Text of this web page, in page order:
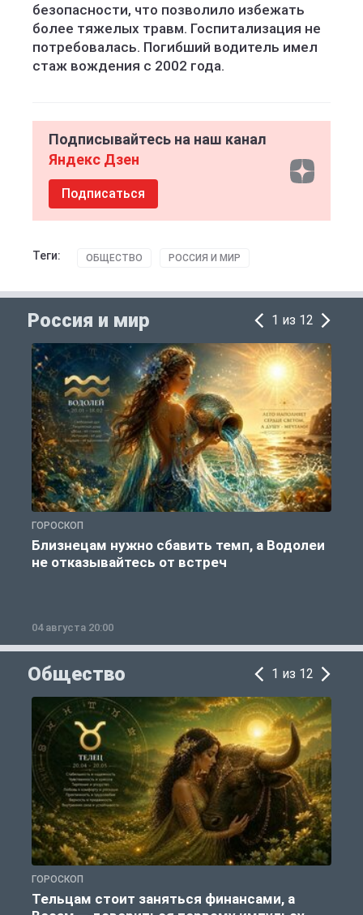
безопасности, что позволило избежать
более тяжелых травм. Госпитализация не
потребовалась. Погибший водитель имел
стаж вождения с 2002 года.
Подписывайтесь на наш канал
Яндекс Дзен
Подписаться
Теги: ОБЩЕСТВО РОССИЯ И МИР
Россия и мир 1 из 12
ГОРОСКОП
Близнецам нужно сбавить темп, а Водолеи
не отказывайтесь от встреч
04 августа 20:00
Общество 1 из 12
ГОРОСКОП
Тельцам стоит заняться финансами, а